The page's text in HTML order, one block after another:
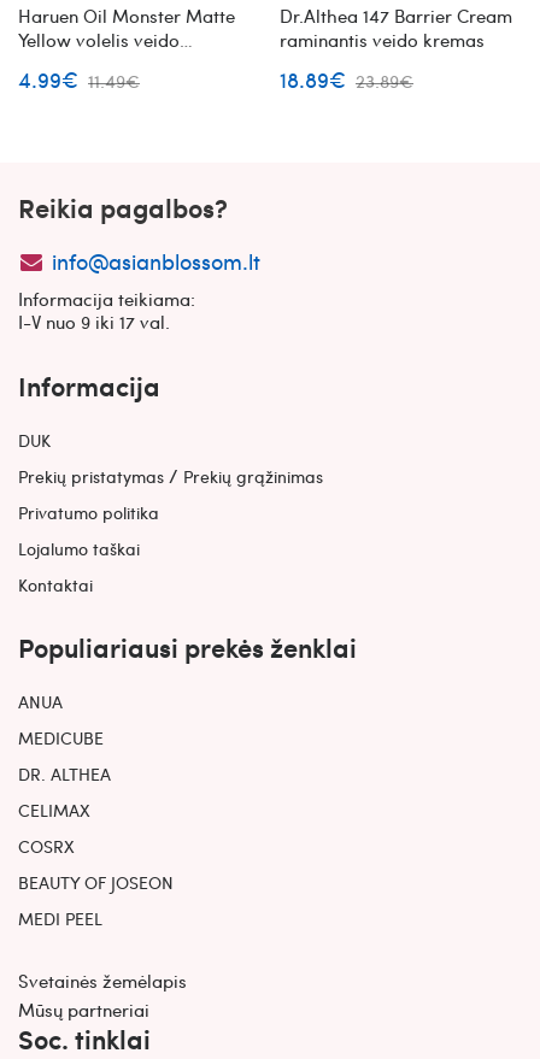
Haruen Oil Monster Matte
Yellow volelis veido
4.99€ 11.49€
Dr.Althea 147 Barrier Cream
raminantis veido kremas
18.89€ 23.89€
Reikia pagalbos?
info@asianblossom.lt
Informacija teikiama:
I-V nuo 9 iki 17 val.
Informacija
DUK
Prekių pristatymas / Prekių grąžinimas
Privatumo politika
Lojalumo taškai
Kontaktai
Populiariausi prekės ženklai
ANUA
MEDICUBE
DR. ALTHEA
CELIMAX
COSRX
BEAUTY OF JOSEON
MEDI PEEL
Svetainės žemėlapis
Mūsų partneriai
Soc. tinklai